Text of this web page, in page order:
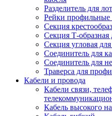
Разделитель для
Рейки профильные
Секция
Секция Т-образная
Секция угловая
Соединитель для
Соединитель для
Траверса для
Кабели и провода
Кабели связи,
Кабель высокого